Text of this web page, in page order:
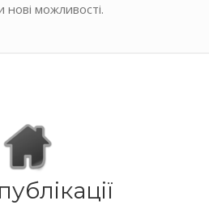
нові можливості.